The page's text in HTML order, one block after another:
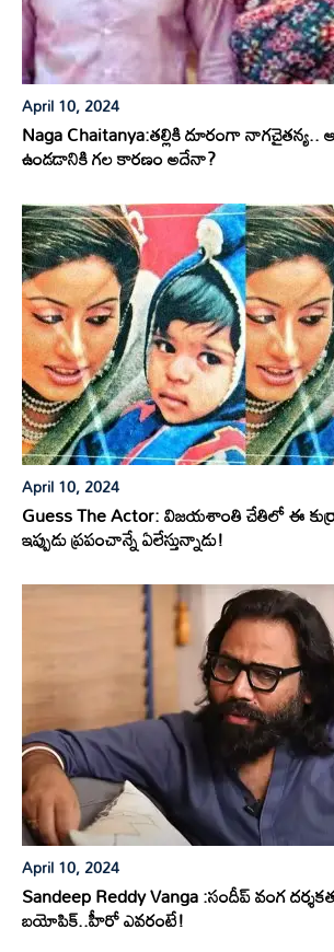
April 10, 2024
Naga Chaitanya:తల్లికి దూరంగా
ఉండడానికి గల కారణం అదేనా?
April 10, 2024
Guess The Actor: విజయశాంతి చేతిలో ఈ
ఇప్పుడు ప్రపంచాన్నే ఏలేస్తున్నాడు!
April 10, 2024
Sandeep Reddy Vanga :సందీప్ వంగ
బయోపిక్..హీరో ఎవరంటే!